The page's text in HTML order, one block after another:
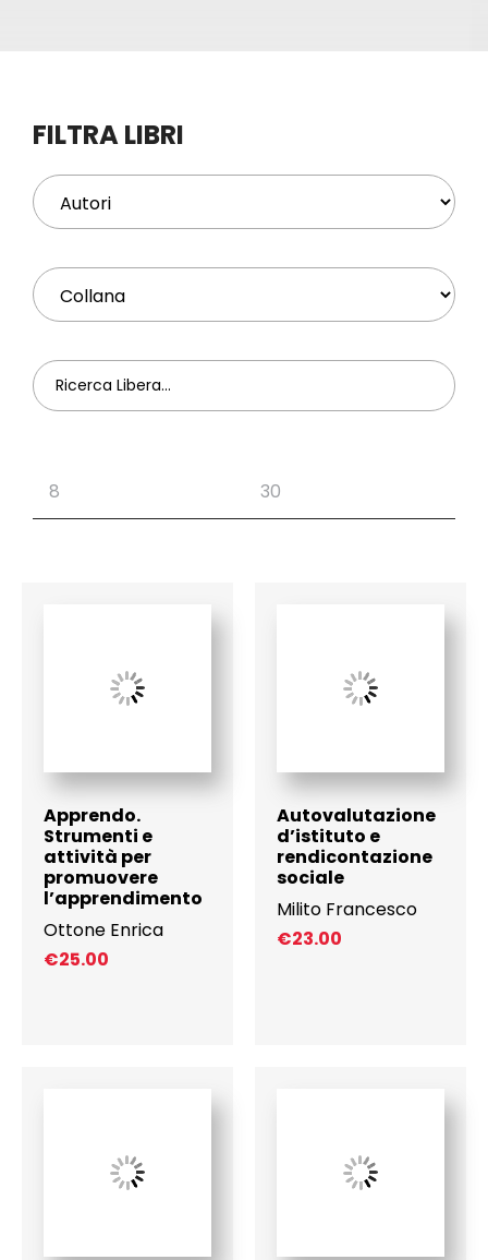
Profilo
FILTRA LIBRI
Apprendo.
Strumenti e
attività per
promuovere
l’apprendimento
Ottone Enrica
€25.00
Autovalutazione
d’istituto e
rendicontazione
sociale
Milito Francesco
€23.00